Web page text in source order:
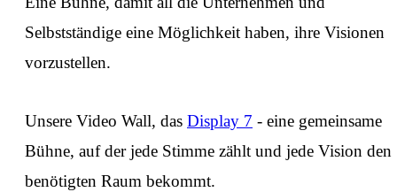
Selbstständige eine Möglichkeit haben, ihre Visionen
vorzustellen.
Unsere Video Wall, das Display 7 - eine gemeinsame
Bühne, auf der jede Stimme zählt und jede Vision den
benötigten Raum bekommt.